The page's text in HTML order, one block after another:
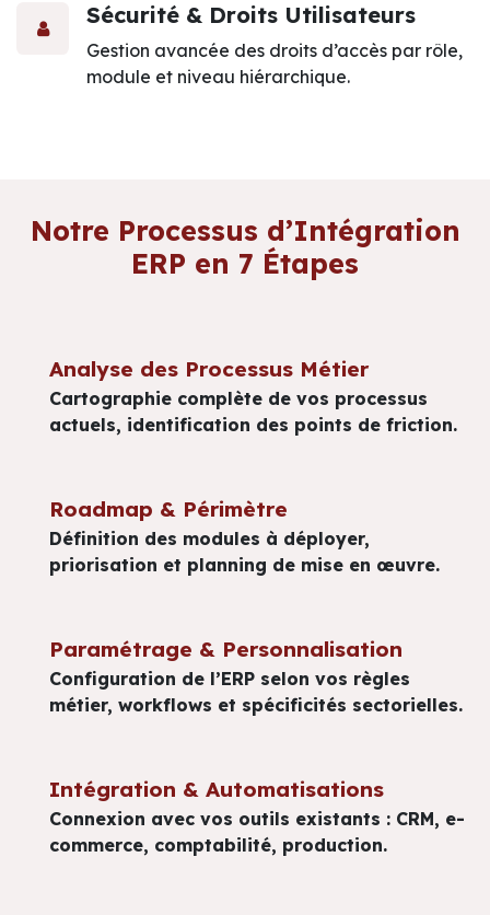
Sécurité & Droits Utilisateurs
Gestion avancée des droits d’accès par rôle,
module et niveau hiérarchique.
Notre Processus d’Intégration
ERP en 7 Étapes
Analyse des Processus Métier
Cartographie complète de vos processus
actuels, identification des points de friction.
Roadmap & Périmètre
Définition des modules à déployer,
priorisation et planning de mise en œuvre.
Paramétrage & Personnalisation
Configuration de l’ERP selon vos règles
métier, workflows et spécificités sectorielles.
Intégration & Automatisations
Connexion avec vos outils existants : CRM, e-
commerce, comptabilité, production.